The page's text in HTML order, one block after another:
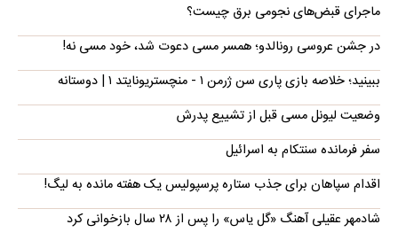
ماجرای قبض‌های نجومی برق چیست؟
در جشن عروسی رونالدو؛ همسر مسی دعوت شد، خود مسی نه!
ببینید؛ خلاصه بازی پاری سن ژرمن ۱ - منچستریونایتد ۱ | دوستانه
وضعیت لیونل مسی قبل از تشییع پدرش
سفر فرمانده سنتکام به اسرائیل
اقدام سپاهان برای جذب ستاره پرسپولیس یک هفته مانده به لیگ!
شادمهر عقیلی آهنگ «گل یاس» را پس از ۲۸ سال بازخوانی کرد